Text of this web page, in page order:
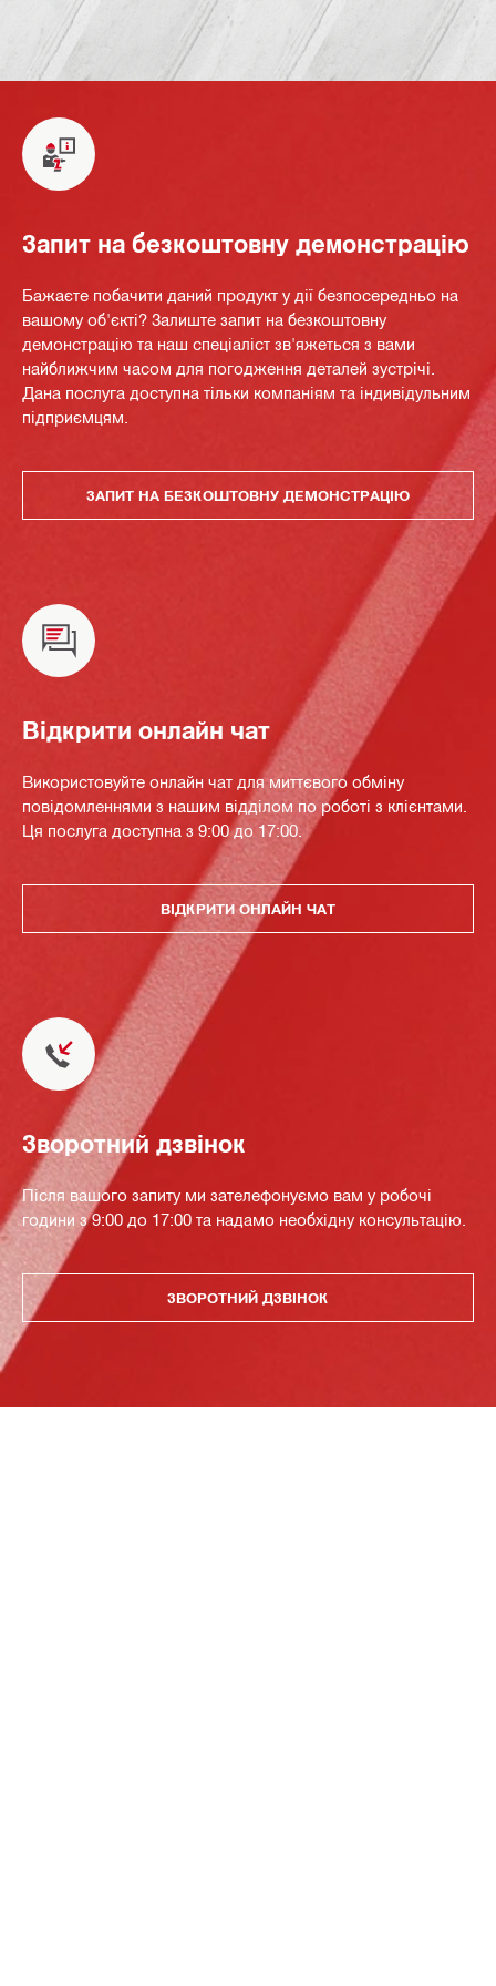
Запит на безкоштовну демонстрацію
Бажаєте побачити даний продукт у дії безпосередньо на
вашому об'єкті? Залиште запит на безкоштовну
демонстрацію та наш спеціаліст зв'яжеться з вами
найближчим часом для погодження деталей зустрічі.
Дана послуга доступна тільки компаніям та індивідульним
підприємцям.
ЗАПИТ НА БЕЗКОШТОВНУ ДЕМОНСТРАЦІЮ
Відкрити онлайн чат
Використовуйте онлайн чат для миттєвого обміну
повідомленнями з нашим відділом по роботі з клієнтами.
Ця послуга доступна з 9:00 до 17:00.
ВІДКРИТИ ОНЛАЙН ЧАТ
Зворотний дзвінок
Після вашого запиту ми зателефонуємо вам у робочі
години з 9:00 до 17:00 та надамо необхідну консультацію.
ЗВОРОТНИЙ ДЗВІНОК